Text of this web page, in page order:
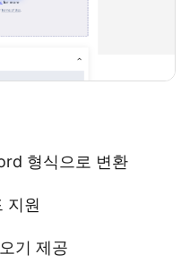
형식으로 변환
지원
기 제공